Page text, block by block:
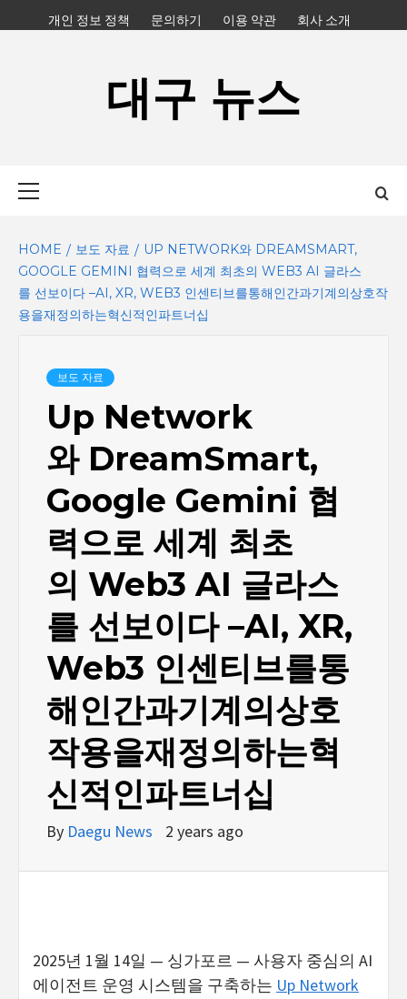
to
개인 정보 정책 문의하기 이용 약관 회사 소개
대구 뉴스
HOME 보도 자료
UP NETWORK와 DREAMSMART,
GOOGLE GEMINI 협력으로 세계 최초의 WEB3 AI 글라스
를 선보이다 –AI, XR, WEB3 인센티브를통해인간과기계의상호작
용을재정의하는혁신적인파트너십
보도 자료
Up Network
와 DreamSmart,
Google Gemini 협
력으로 세계 최초
의 Web3 AI 글라스
를 선보이다 –AI, XR,
Web3 인센티브를통
해인간과기계의상호
작용을재정의하는혁
신적인파트너십
By Daegu News 2 years ago
2025년 1월 14일 — 싱가포르 — 사용자 중심의 AI
에이전트 운영 시스템을 구축하는 Up Network